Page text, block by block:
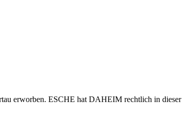
erworben. ESCHE hat DAHEIM rechtlich in dieser